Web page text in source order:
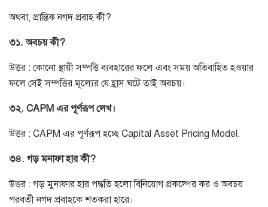
অথবা, প্রান্তিক নগদ প্রবাহ কী?
৩১. অবচয় কী?
উত্তর : কোনো স্থায়ী সম্পত্তি ব্যবহারের ফলে এবং সময় অতিবাহিত হওয়ার
ফলে সেই সম্পত্তির মূল্যের যে হ্রাস ঘটে তাই অবচয়।
৩২. CAPM এর পূর্ণরূপ লেখ।
উত্তর : CAPM এর পূর্ণরূপ হচ্ছে Capital Asset Pricing Model.
৩৪. গড় মনাফা হার কী?
উত্তর : গড় মুনাফার হার পদ্ধতি হলো বিনিয়োগ প্রকল্পের কর ও অবচয়
পরবর্তী নগদ প্রবাহকে শতকরা হারে।